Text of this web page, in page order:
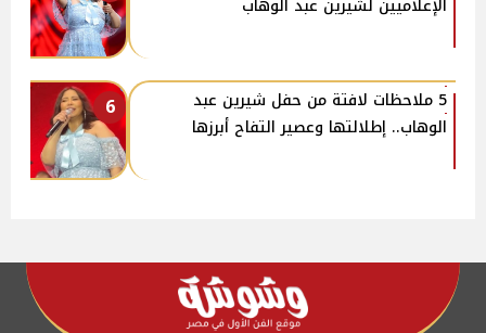
6
5 ملاحظات لافتة من حفل شيرين عبد
الوهاب.. إطلالتها وعصير التفاح أبرزها